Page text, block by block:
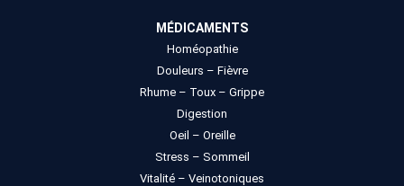
MÉDICAMENTS
Homéopathie
Douleurs – Fièvre
Rhume – Toux – Grippe
Digestion
Oeil – Oreille
Stress – Sommeil
Vitalité – Veinotoniques